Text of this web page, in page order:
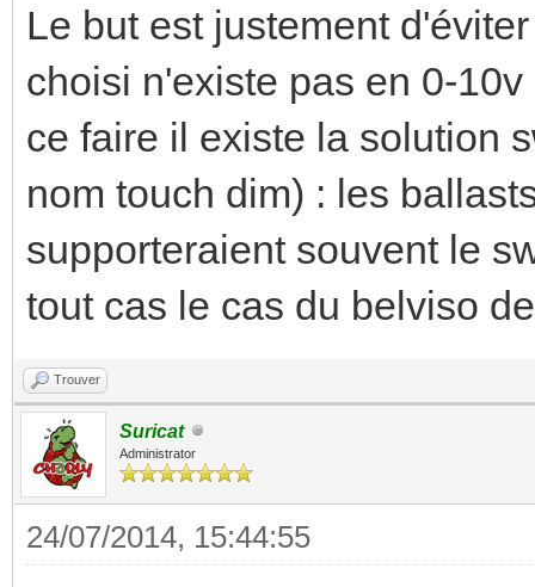
Le but est justement
choisi n'existe pas en 0-
ce faire il existe la solution
nom touch dim) : les
supporteraient souvent le
tout cas le cas du belviso
Trouver
Suricat
Administrator
24/07/2014, 15:44:55